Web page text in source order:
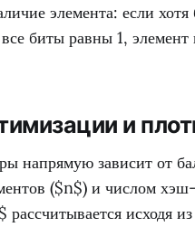
элемента: если
биты равны 1,
и
напрямую зависит от
($n$) и числом
исходя